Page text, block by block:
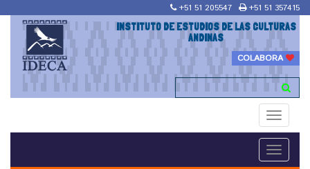
+51 51 205547 +51 51 357415
INSTITUTO DE ESTUDIOS DE LAS CULTURAS
ANDINAS
COLABORA
Toggle
Toggle